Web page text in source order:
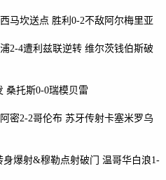
马坎送点 胜利0-2不敌阿尔梅里亚
2-4遭利兹联逆转 维尔茨钱伯斯破
桑托斯0-0瑞模贝雷
密2-2哥伦布 苏牙传射卡塞米罗乌
身爆射&穆勒点射破门 温哥华白浪1-